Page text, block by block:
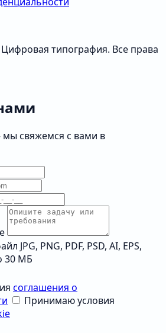
типография. Все права
свяжемся с вами в
JPG, PNG, PDF, PSD, AI, EPS,
30 МБ
соглашения о
Принимаю условия